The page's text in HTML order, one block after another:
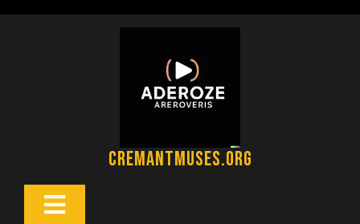
cremantmuses.org
Botón